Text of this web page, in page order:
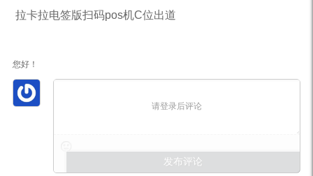
拉卡拉电签版扫码pos机C位出道
您好！
请登录后评论